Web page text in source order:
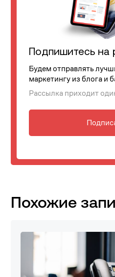
Подпишитесь на
Будем отправлять
маркетингу из блога и
Рассылка приходит
Похожие